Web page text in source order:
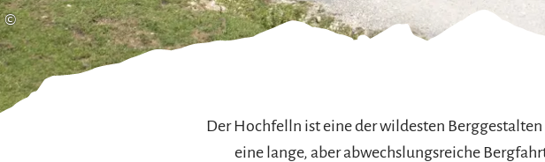
©
Der Hochfelln ist eine der wildesten
eine lange, aber abwechslungsreiche